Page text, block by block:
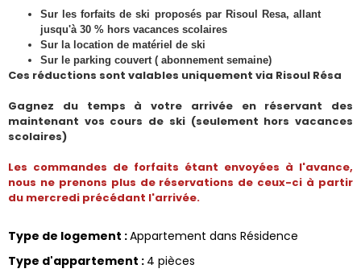
Sur les forfaits de ski proposés par Risoul Resa, allant
jusqu'à 30 % hors vacances scolaires
Sur la location de matériel de ski
Sur le parking couvert ( abonnement semaine)
Ces réductions sont valables uniquement via Risoul Résa
Gagnez du temps à votre arrivée en réservant des
maintenant vos cours de ski (seulement hors vacances
scolaires)
Les commandes de forfaits étant envoyées à l'avance,
nous ne prenons plus de réservations de ceux-ci à partir
du mercredi précédant l'arrivée.
Type de logement :Appartement dans Résidence
Type d'appartement : 4 pièces